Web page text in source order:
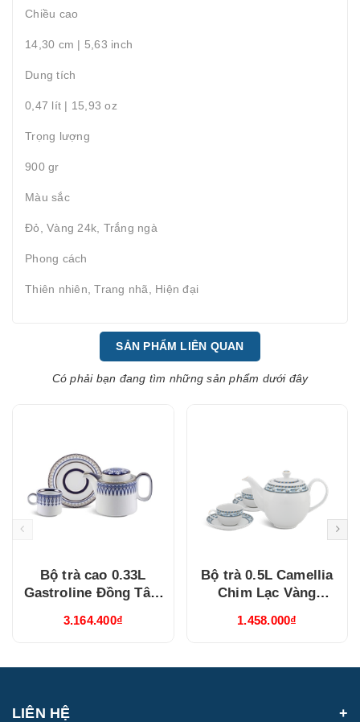
Chiều cao
14,30 cm | 5,63 inch
Dung tích
0,47 lít | 15,93 oz
Trọng lượng
900 gr
Màu sắc
Đỏ, Vàng 24k, Trắng ngà
Phong cách
Thiên nhiên, Trang nhã, Hiện đại
SẢN PHẨM LIÊN QUAN
Có phải bạn đang tìm những sản phẩm dưới đây
Bộ trà cao 0.33L
Gastroline Đồng Tâm
(68334147003)
3.164.400₫
Bộ trà 0.5L Camellia
Chim Lạc Vàng
1.458.000₫
LIÊN HỆ